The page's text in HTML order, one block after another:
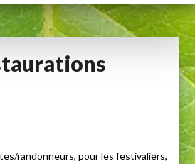
randonneurs, pour les festivaliers,